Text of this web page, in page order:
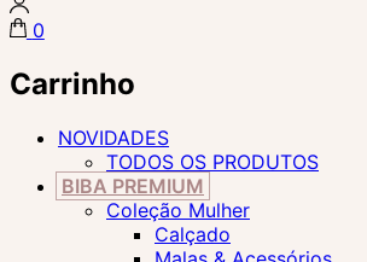
0
Carrinho
NOVIDADES
TODOS OS PRODUTOS
BIBA PREMIUM
Coleção Mulher
Calçado